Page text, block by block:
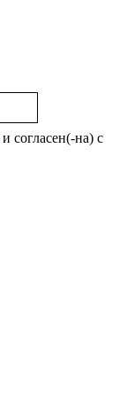
и согласен(-на) с